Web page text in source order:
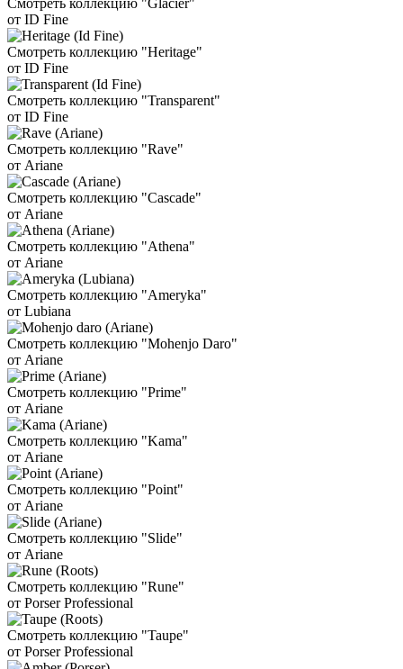
Смотреть коллекцию "Glacier"
от ID Fine
Смотреть коллекцию "Heritage"
от ID Fine
Смотреть коллекцию "Transparent"
от ID Fine
Смотреть коллекцию "Rave"
от Ariane
Смотреть коллекцию "Cascade"
от Ariane
Смотреть коллекцию "Athena"
от Ariane
Смотреть коллекцию "Ameryka"
от Lubiana
Смотреть коллекцию "Mohenjo Daro"
от Ariane
Смотреть коллекцию "Prime"
от Ariane
Смотреть коллекцию "Kama"
от Ariane
Смотреть коллекцию "Point"
от Ariane
Смотреть коллекцию "Slide"
от Ariane
Смотреть коллекцию "Rune"
от Porser Professional
Смотреть коллекцию "Taupe"
от Porser Professional